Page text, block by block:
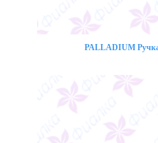
PALLADIUM